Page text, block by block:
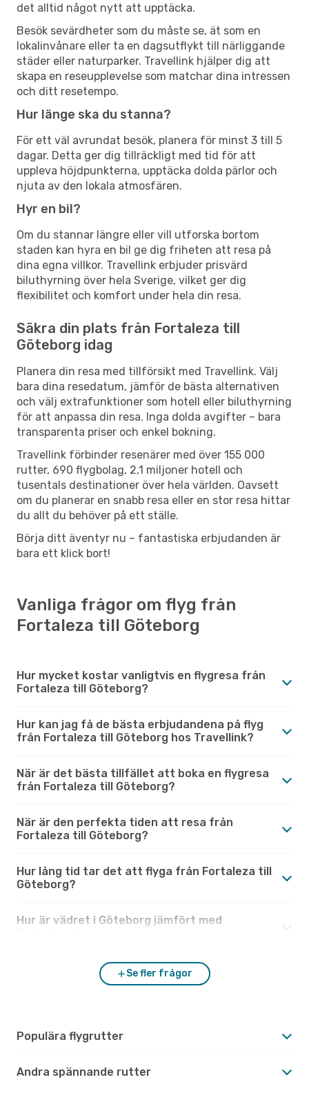
det alltid något nytt att upptäcka.
Besök sevärdheter som du måste se, ät som en
lokalinvånare eller ta en dagsutflykt till närliggande
städer eller naturparker. Travellink hjälper dig att
skapa en reseupplevelse som matchar dina intressen
och ditt resetempo.
Hur länge ska du stanna?
För ett väl avrundat besök, planera för minst 3 till 5
dagar. Detta ger dig tillräckligt med tid för att
uppleva höjdpunkterna, upptäcka dolda pärlor och
njuta av den lokala atmosfären.
Hyr en bil?
Om du stannar längre eller vill utforska bortom
staden kan hyra en bil ge dig friheten att resa på
dina egna villkor. Travellink erbjuder prisvärd
biluthyrning över hela Sverige, vilket ger dig
flexibilitet och komfort under hela din resa.
Säkra din plats från Fortaleza till
Göteborg idag
Planera din resa med tillförsikt med Travellink. Välj
bara dina resedatum, jämför de bästa alternativen
och välj extrafunktioner som hotell eller biluthyrning
för att anpassa din resa. Inga dolda avgifter – bara
transparenta priser och enkel bokning.
Travellink förbinder resenärer med över 155 000
rutter, 690 flygbolag, 2,1 miljoner hotell och
tusentals destinationer över hela världen. Oavsett
om du planerar en snabb resa eller en stor resa hittar
du allt du behöver på ett ställe.
Börja ditt äventyr nu – fantastiska erbjudanden är
bara ett klick bort!
Vanliga frågor om flyg från
Fortaleza till Göteborg
Hur mycket kostar vanligtvis en flygresa från
Fortaleza till Göteborg?
Hur kan jag få de bästa erbjudandena på flyg
från Fortaleza till Göteborg hos Travellink?
När är det bästa tillfället att boka en flygresa
från Fortaleza till Göteborg?
När är den perfekta tiden att resa från
Fortaleza till Göteborg?
Hur lång tid tar det att flyga från Fortaleza till
Göteborg?
Hur är vädret i Göteborg jämfört med
Se fler frågor
Populära flygrutter
Andra spännande rutter